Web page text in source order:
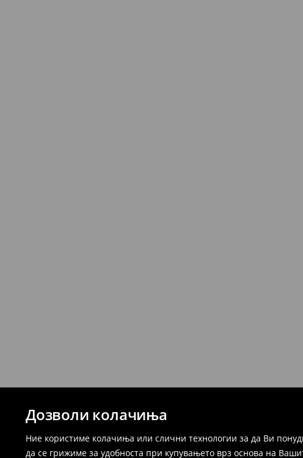
Дозволи колачиња
Ние користиме колачиња или слични технологии за да Ви
да се грижиме за удобноста при купувањето врз основа на